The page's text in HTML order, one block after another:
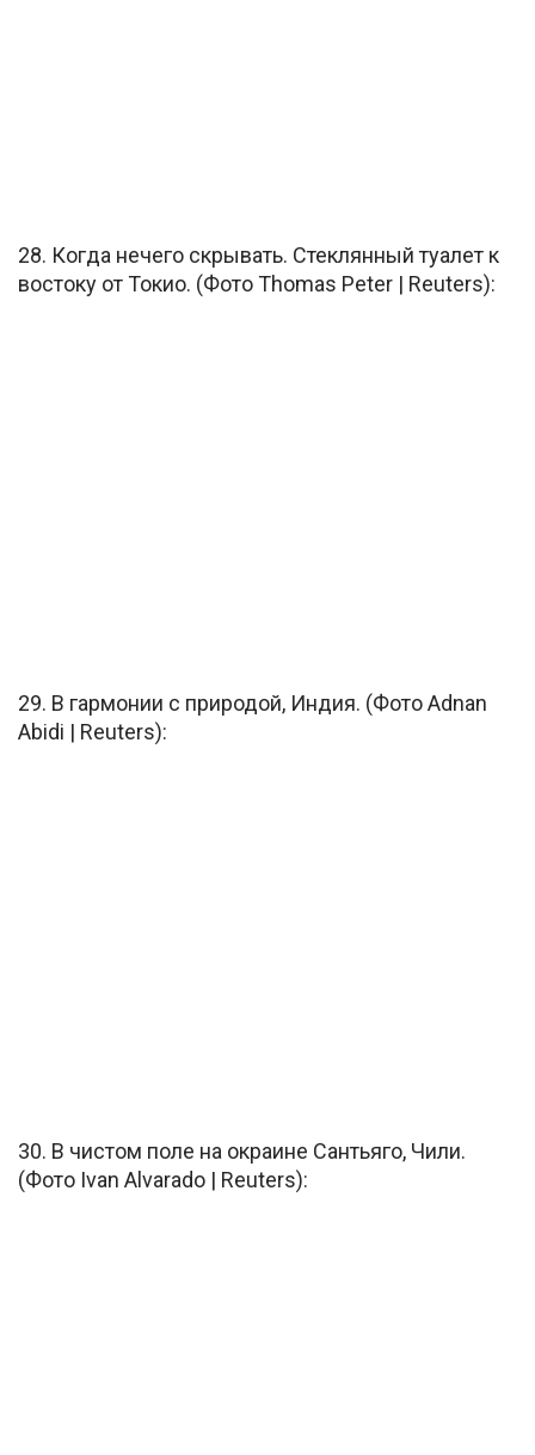
28. Когда нечего скрывать. Стеклянный туалет к
востоку от Токио. (Фото Thomas Peter | Reuters):
29. В гармонии с природой, Индия. (Фото Adnan
Abidi | Reuters):
30. В чистом поле на окраине Сантьяго, Чили.
(Фото Ivan Alvarado | Reuters):